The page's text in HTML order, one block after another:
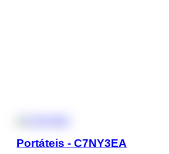
Portáteis - C7NY3EA